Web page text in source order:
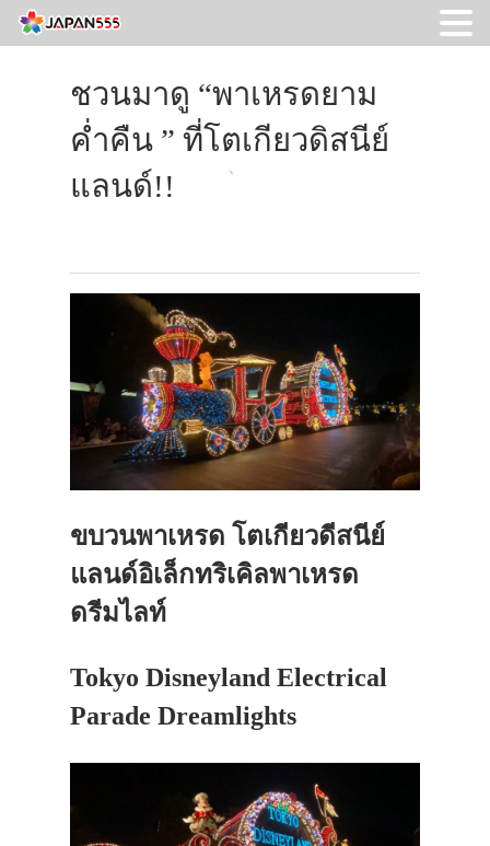
ชวนมาดู “พาเหรดยาม
ค่ำคืน ” ที่โตเกียวดิสนีย์
แลนด์!!
ขบวนพาเหรด โตเกียวดีสนีย์
แลนด์อิเล็กทริเคิลพาเหรด
ดรีมไลท์
Tokyo Disneyland Electrical
Parade Dreamlights